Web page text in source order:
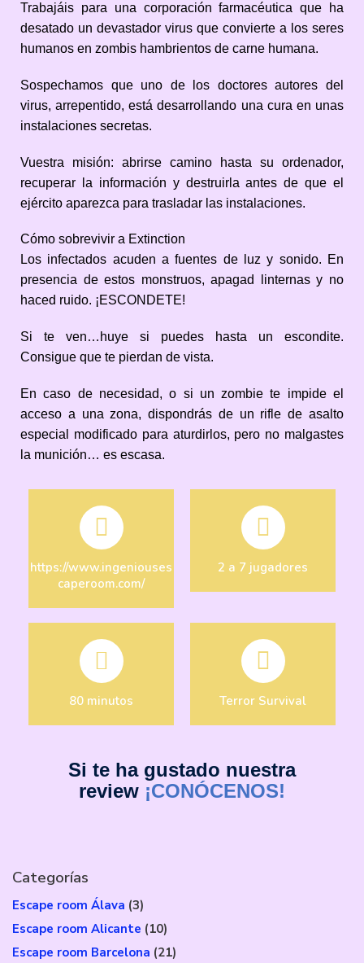
Trabajáis para una corporación farmacéutica que ha
desatado un devastador virus que convierte a los seres
humanos en zombis hambrientos de carne humana.
Sospechamos que uno de los doctores autores del
virus, arrepentido, está desarrollando una cura en unas
instalaciones secretas.
Vuestra misión: abrirse camino hasta su ordenador,
recuperar la información y destruirla antes de que el
ejército aparezca para trasladar las instalaciones.
Cómo sobrevivir a Extinction
Los infectados acuden a fuentes de luz y sonido. En
presencia de estos monstruos, apagad linternas y no
haced ruido. ¡ESCONDETE!
Si te ven…huye si puedes hasta un escondite.
Consigue que te pierdan de vista.
En caso de necesidad, o si un zombie te impide el
acceso a una zona, dispondrás de un rifle de asalto
especial modificado para aturdirlos, pero no malgastes
la munición… es escasa.
https://www.ingeniouses
caperoom.com/
2 a 7 jugadores
80 minutos Terror Survival
Si te ha gustado nuestra
review ¡CONÓCENOS!
Categorías
Escape room Álava (3)
Escape room Alicante (10)
Escape room Barcelona (21)